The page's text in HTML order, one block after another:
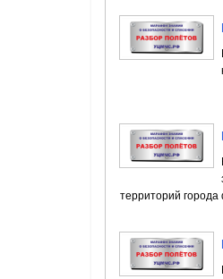
территорий